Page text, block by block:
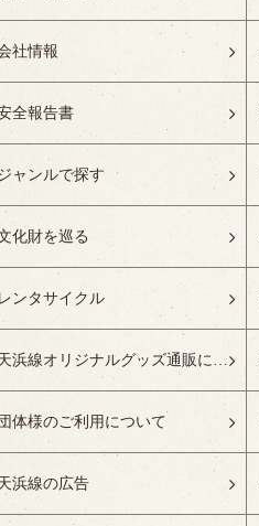
社情報
全報告書
ャンルで探す
化財を巡る
ンタサイクル
天浜線オリジナルグッズ通販について
体様のご利用について
浜線の広告